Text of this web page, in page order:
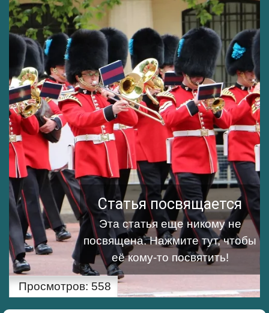
Статья посвящается
Эта статья еще никому не
посвящена.Нажмите тут, чтобы
её кому-то посвятить!
Просмотров: 558